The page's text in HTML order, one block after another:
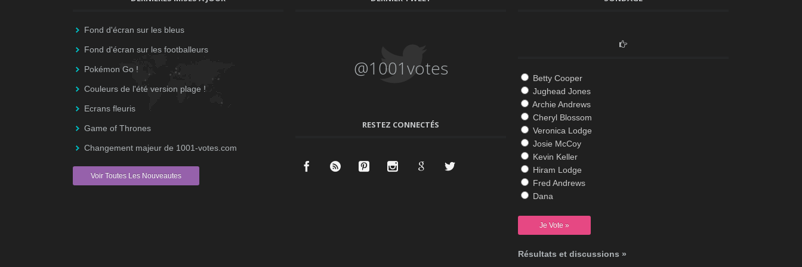
Fond d'écran sur les bleus
Fond d'écran sur les footballeurs
Pokémon Go !
Couleurs de l'été version plage !
Ecrans fleuris
Game of Thrones
Changement majeur de 1001-votes.com
Voir Toutes Les Nouveautes
@1001votes
RESTEZ CONNECTÉS
Betty Cooper
Jughead Jones
Archie Andrews
Cheryl Blossom
Veronica Lodge
Josie McCoy
Kevin Keller
Hiram Lodge
Fred Andrews
Dana
Résultats et discussions »